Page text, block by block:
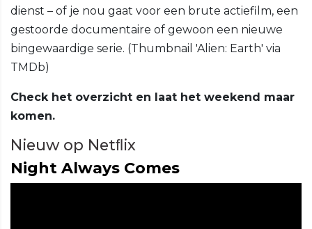
dienst – of je nou gaat voor een brute actiefilm, een
gestoorde documentaire of gewoon een nieuwe
bingewaardige serie. (Thumbnail 'Alien: Earth' via
TMDb)
Check het overzicht en laat het weekend maar
komen.
Nieuw op Netﬂix
Night Always Comes